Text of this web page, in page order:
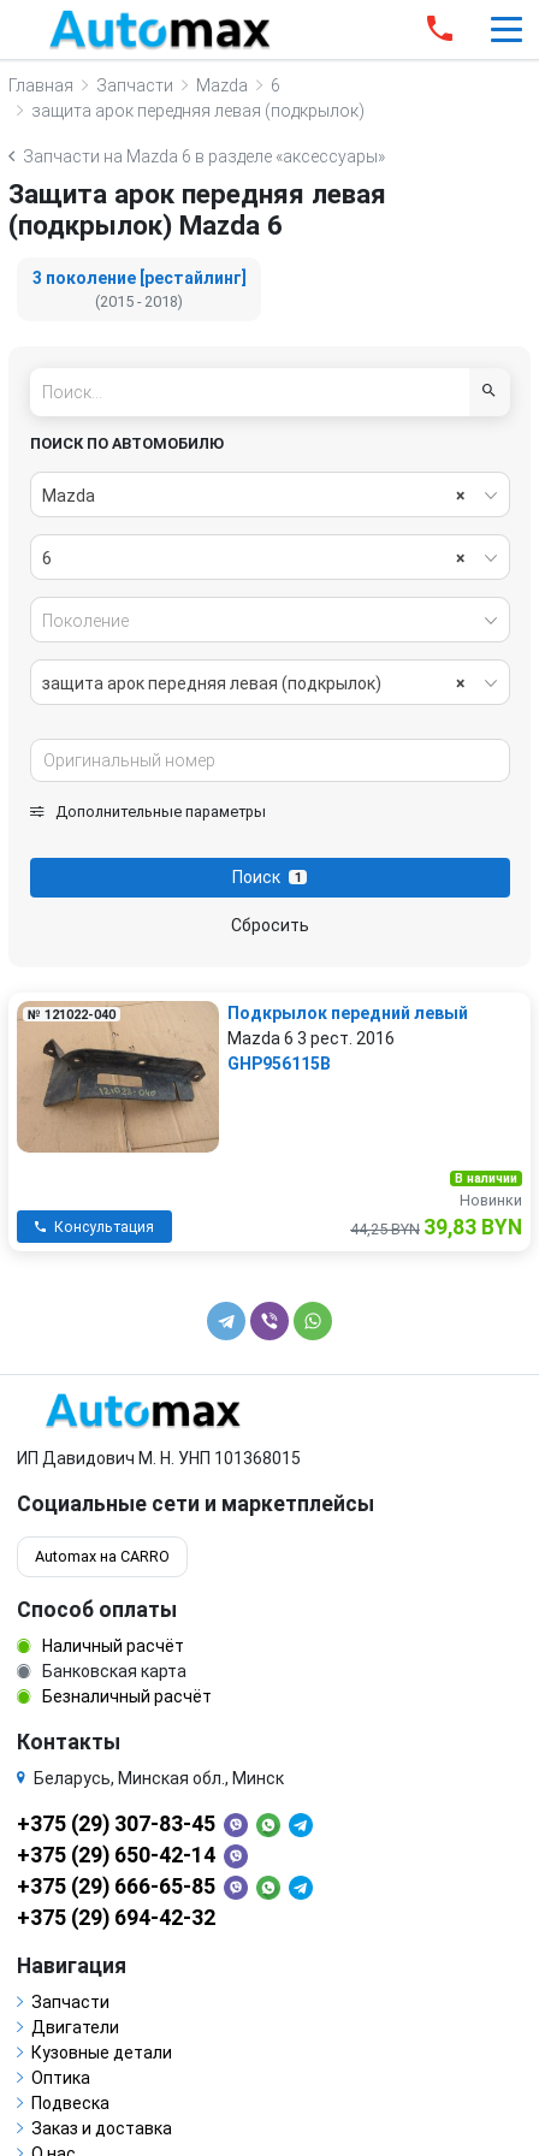
Главная Запчасти Mazda
6
защита арок передняя левая (подкрылок)
Запчасти на Mazda 6 в разделе «аксессуары»
Защита арок передняя левая
(подкрылок) Mazda 6
3 поколение [рестайлинг]
(2015 - 2018)
ПОИСК ПО АВТОМОБИЛЮ
×
Mazda
×
6
Поколение
×
защита арок передняя левая (подкрылок)
Дополнительные параметры
Поиск 1
Сбросить
№ 121022-040
Подкрылок передний левый
Mazda 6 3 рест. 2016
GHP956115B
Консультация
В наличии
Новинки
44,25 BYN 39,83 BYN
ИП Давидович М. Н. УНП 101368015
Социальные сети и маркетплейсы
Automax на CARRO
Способ оплаты
Наличный расчёт
Банковская карта
Безналичный расчёт
Контакты
Беларусь, Минская обл., Минск
+375 (29) 307-83-45
+375 (29) 650-42-14
+375 (29) 666-65-85
+375 (29) 694-42-32
Навигация
Запчасти
Двигатели
Кузовные детали
Оптика
Подвеска
Заказ и доставка